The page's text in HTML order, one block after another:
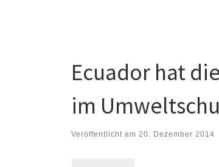
Ecuador hat
im
Veröffentlicht am 20. Dezember 2014